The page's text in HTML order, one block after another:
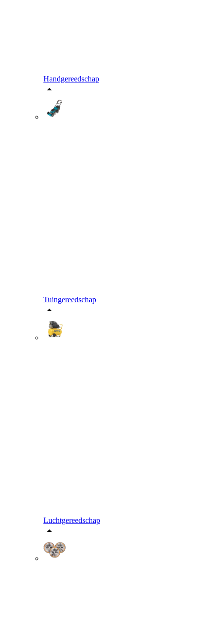
Handgereedschap
Tuingereedschap
Luchtgereedschap